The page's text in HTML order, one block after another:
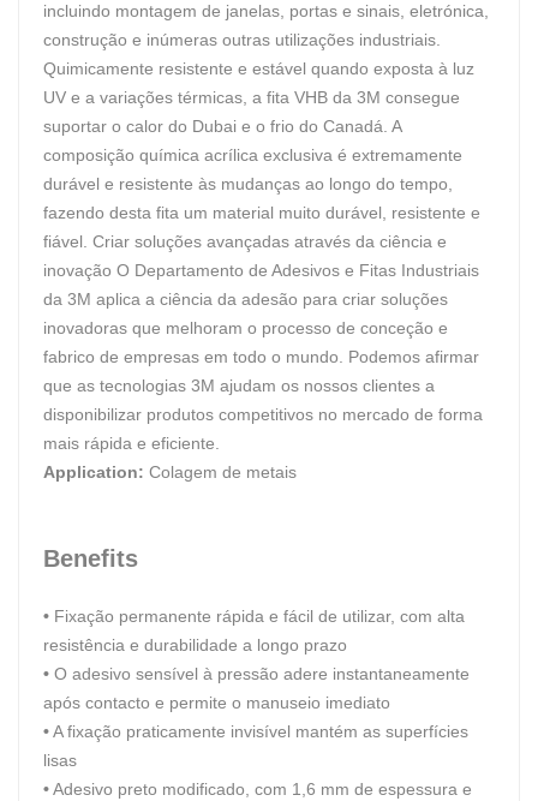
incluindo montagem de janelas, portas e sinais, eletrónica,
construção e inúmeras outras utilizações industriais.
Quimicamente resistente e estável quando exposta à luz
UV e a variações térmicas, a fita VHB da 3M consegue
suportar o calor do Dubai e o frio do Canadá. A
composição química acrílica exclusiva é extremamente
durável e resistente às mudanças ao longo do tempo,
fazendo desta fita um material muito durável, resistente e
fiável. Criar soluções avançadas através da ciência e
inovação O Departamento de Adesivos e Fitas Industriais
da 3M aplica a ciência da adesão para criar soluções
inovadoras que melhoram o processo de conceção e
fabrico de empresas em todo o mundo. Podemos afirmar
que as tecnologias 3M ajudam os nossos clientes a
disponibilizar produtos competitivos no mercado de forma
mais rápida e eficiente.
Application: Colagem de metais
Benefits
• Fixação permanente rápida e fácil de utilizar, com alta
resistência e durabilidade a longo prazo
• O adesivo sensível à pressão adere instantaneamente
após contacto e permite o manuseio imediato
•A fixação praticamente invisível mantém as superfícies
lisas
•Adesivo preto modificado, com 1,6 mm de espessura e